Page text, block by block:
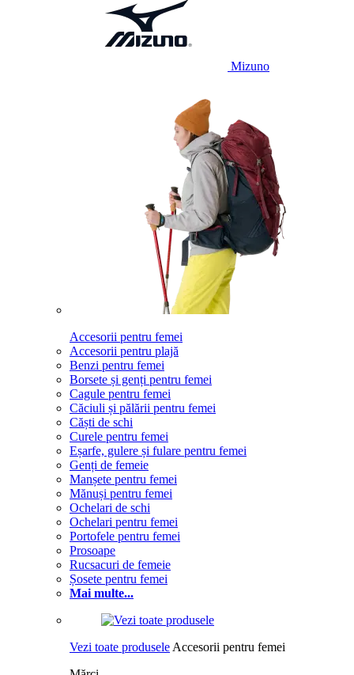
Mizuno
Accesorii pentru femei
Accesorii pentru plajă
Benzi pentru femei
Borsete și genți pentru femei
Cagule pentru femei
Căciuli și pălării pentru femei
Căști de schi
Curele pentru femei
Eșarfe, gulere și fulare pentru femei
Genți de femeie
Manșete pentru femei
Mănuși pentru femei
Ochelari de schi
Ochelari pentru femei
Portofele pentru femei
Prosoape
Rucsacuri de femeie
Șosete pentru femei
Mai multe...
Vezi toate produsele Accesorii pentru femei